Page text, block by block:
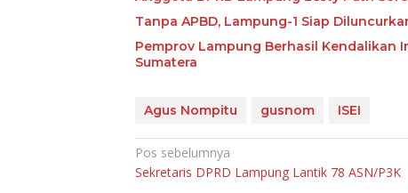
Tanpa APBD, Lampung-1 Siap
Pemprov Lampung Berhasil Kendalikan
Sumatera
Agus Nompitu gusnom ISEI
Navigasi
pos
Pos sebelumnya
Sekretaris DPRD Lampung Lantik 78 ASN/P3K